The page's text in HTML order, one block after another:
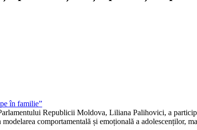
în familie”
Republicii Moldova, Liliana Palihovici, a
comportamentală și emoțională a adolescenților,